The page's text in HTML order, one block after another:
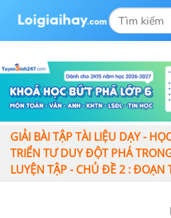
GIẢI BÀI TẬP TÀI LIỆU DẠY -
TRIỂN TƯ DUY ĐỘT PHÁ
LUYỆN TẬP - CHỦ ĐỀ 2 : ĐOẠN